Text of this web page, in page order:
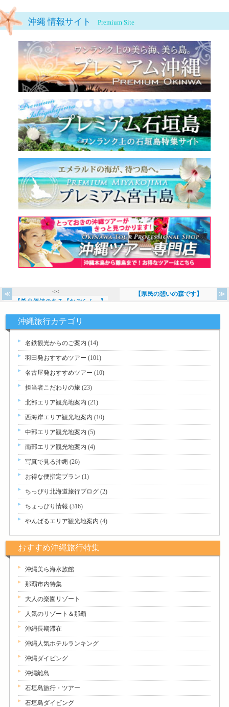
沖縄 情報サイト Premium Site
<<
【希少価値のある『なごらん』】
【県民の憩いの森です】
沖縄旅行カテゴリ
名鉄観光からのご案内 (14)
羽田発おすすめツアー (101)
名古屋発おすすめツアー (10)
担当者こだわりの旅 (23)
北部エリア観光地案内 (21)
西海岸エリア観光地案内 (10)
中部エリア観光地案内 (5)
南部エリア観光地案内 (4)
写真で見る沖縄 (26)
お得な便指定プラン (1)
ちっぴり北海道旅行ブログ (2)
ちょっぴり情報 (316)
やんばるエリア観光地案内 (4)
おすすめ沖縄旅行特集
沖縄美ら海水族館
那覇市内特集
大人の楽園リゾート
人気のリゾート＆那覇
沖縄長期滞在
沖縄人気ホテルランキング
沖縄ダイビング
沖縄離島
石垣島旅行・ツアー
石垣島ダイビング